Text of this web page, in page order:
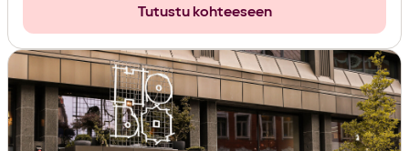
Tutustu kohteeseen